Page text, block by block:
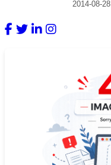
2014-08-28